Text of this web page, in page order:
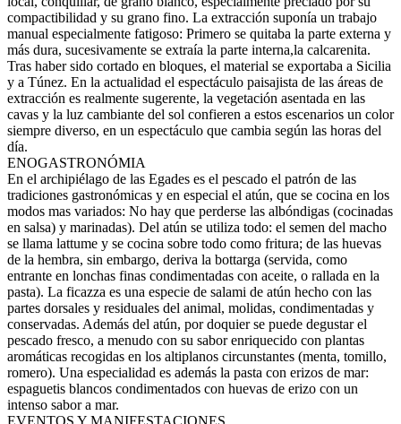
compactibilidad y su grano fino. La extracción suponía un trabajo
manual especialmente fatigoso: Primero se quitaba la parte externa y
más dura, sucesivamente se extraía la parte interna,la calcarenita.
Tras haber sido cortado en bloques, el material se exportaba a Sicilia
y a Túnez. En la actualidad el espectáculo paisajista de las áreas de
extracción es realmente sugerente, la vegetación asentada en las
cavas y la luz cambiante del sol confieren a estos escenarios un color
siempre diverso, en un espectáculo que cambia según las horas del
día.
ENOGASTRONÓMIA
En el archipiélago de las Egades es el pescado el patrón de las
tradiciones gastronómicas y en especial el atún, que se cocina en los
modos mas variados: No hay que perderse las albóndigas (cocinadas
en salsa) y marinadas). Del atún se utiliza todo: el semen del macho
se llama lattume y se cocina sobre todo como fritura; de las huevas
de la hembra, sin embargo, deriva la bottarga (servida, como
entrante en lonchas finas condimentadas con aceite, o rallada en la
pasta). La ficazza es una especie de salami de atún hecho con las
partes dorsales y residuales del animal, molidas, condimentadas y
conservadas. Además del atún, por doquier se puede degustar el
pescado fresco, a menudo con su sabor enriquecido con plantas
aromáticas recogidas en los altiplanos circunstantes (menta, tomillo,
romero). Una especialidad es además la pasta con erizos de mar:
espaguetis blancos condimentados con huevas de erizo con un
intenso sabor a mar.
EVENTOS Y MANIFESTACIONES